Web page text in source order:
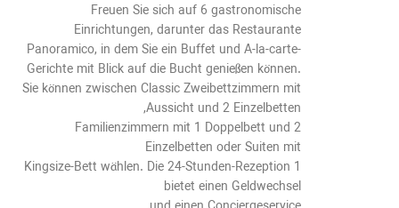
Freuen Sie sich auf 6 gastronomische
Einrichtungen, darunter das Restaurante
Panoramico, in dem Sie ein Buffet und À-la-carte-
Gerichte mit Blick auf die Bucht genießen können.
Sie können zwischen Classic Zweibettzimmern mit
Aussicht und 2 Einzelbetten,
Familienzimmern mit 1 Doppelbett und 2
Einzelbetten oder Suiten mit
1 Kingsize-Bett wählen. Die 24-Stunden-Rezeption
bietet einen Geldwechsel